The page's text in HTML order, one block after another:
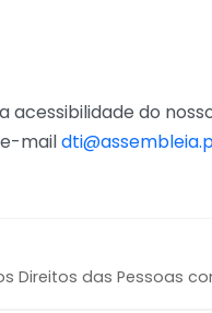
do
mail
Direitos das Pessoas